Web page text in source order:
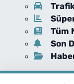
Tüm
Son